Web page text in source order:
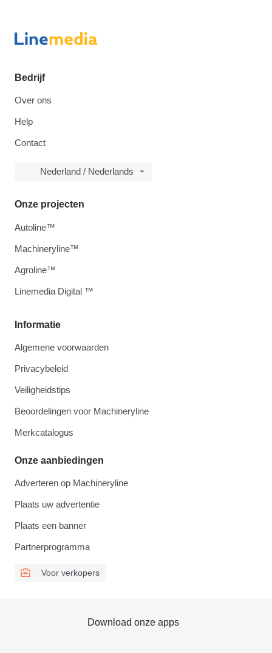
Bedrijf
Over ons
Help
Contact
Nederland / Nederlands
Informatie
Algemene voorwaarden
Privacybeleid
Veiligheidstips
Beoordelingen voor Machineryline
Merkcatalogus
Onze aanbiedingen
Adverteren op Machineryline
Plaats uw advertentie
Plaats een banner
Partnerprogramma
Voor verkopers
Onze projecten
Autoline™
Machineryline™
Agroline™
Linemedia Digital ™
Download onze apps